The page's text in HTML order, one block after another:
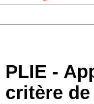
Economie
Services
PLIE -
critère